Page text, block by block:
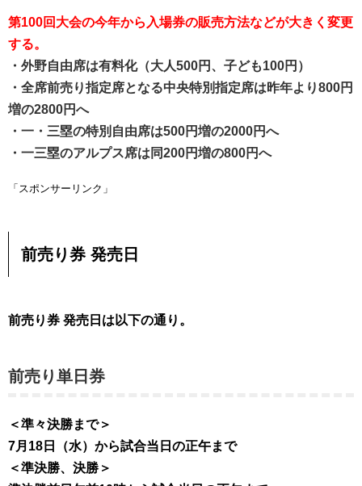
第100回大会の今年から入場券の販売方法などが大きく変更
する。
・外野自由席は有料化（大人500円、子ども100円）
・全席前売り指定席となる中央特別指定席は昨年より800円
増の2800円へ
・一・三塁の特別自由席は500円増の2000円へ
・一三塁のアルプス席は同200円増の800円へ
「スポンサーリンク」
前売り券 発売日
前売り券 発売日は以下の通り。
前売り単日券
＜準々決勝まで＞
7月18日（水）から試合当日の正午まで
＜準決勝、決勝＞